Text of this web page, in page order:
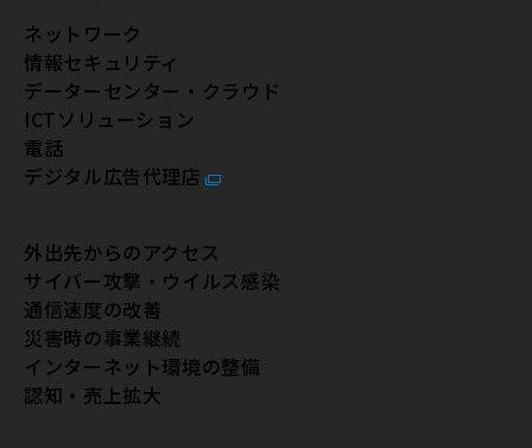
ネットワーク
情報セキュリティ
データーセンター・クラウド
ICTソリューション
電話
デジタル広告代理店
外出先からのアクセス
サイバー攻撃・ウイルス感染
通信速度の改善
災害時の事業継続
インターネット環境の整備
認知・売上拡大